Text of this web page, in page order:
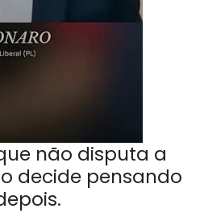
não disputa a
decide pensando